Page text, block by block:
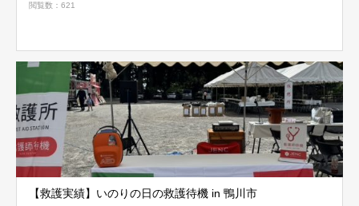
閲覧数：621
【救護実績】いのりの日の救護待機 in 鴨川市